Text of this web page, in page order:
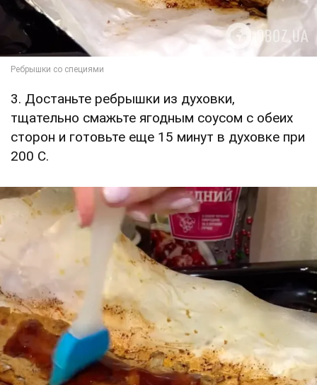
3. Достаньте ребрышки из духовки,
тщательно смажьте ягодным соусом с обеих
сторон и готовьте еще 15 минут в духовке при
200 С.